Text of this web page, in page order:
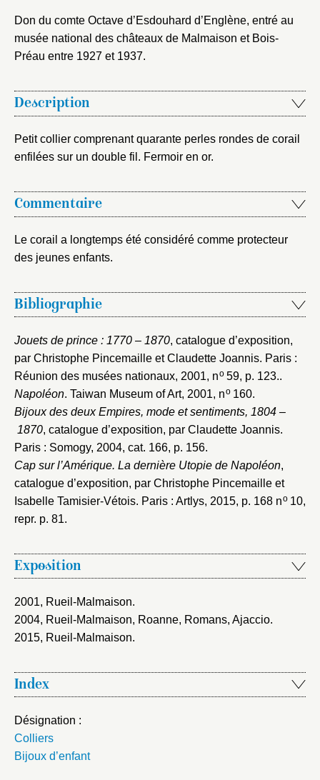
Don du comte Octave d’Esdouhard d’Englène, entré au
musée national des châteaux de Malmaison et Bois-
Préau entre 1927 et 1937.
Description
Petit collier comprenant quarante perles rondes de corail
enfilées sur un double fil. Fermoir en or.
Commentaire
Le corail a longtemps été considéré comme protecteur
des jeunes enfants.
Bibliographie
Jouets de prince : 1770 – 1870, catalogue d’exposition,
par Christophe Pincemaille et Claudette Joannis. Paris :
Réunion des musées nationaux, 2001, no59, p. 123..
Napoléon. Taiwan Museum of Art, 2001, no160.
Bijoux des deux Empires, mode et sentiments, 1804 –
1870, catalogue d’exposition, par Claudette Joannis.
Paris : Somogy, 2004, cat. 166, p. 156.
Cap sur l’Amérique. La dernière Utopie de Napoléon,
catalogue d’exposition, par Christophe Pincemaille et
Isabelle Tamisier-Vétois. Paris : Artlys, 2015, p. 168 no10,
repr. p. 81.
Exposition
2001, Rueil-Malmaison.
2004, Rueil-Malmaison, Roanne, Romans, Ajaccio.
2015, Rueil-Malmaison.
Index
Désignation :
Colliers
Bijoux d’enfant